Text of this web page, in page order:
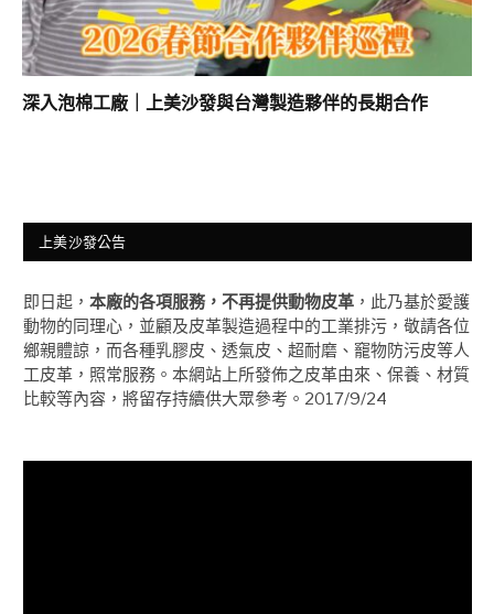
深入泡棉工廠｜上美沙發與台灣製造夥伴的長期合作
上美沙發公告
即日起， 本廠的各項服務，不再提供動物皮革 ，此乃基於愛護
動物的同理心，並顧及皮革製造過程中的工業排污，敬請各位
鄉親體諒，而各種乳膠皮、透氣皮、超耐磨、竉物防污皮等人
工皮革，照常服務。本網站上所發佈之皮革由來、保養、材質
比較等內容，將留存持續供大眾參考。2017/9/24